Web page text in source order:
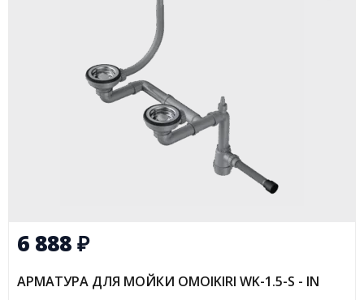
6 888₽
АРМАТУРА ДЛЯ МОЙКИ OMOIKIRI WK-1.5-S - IN